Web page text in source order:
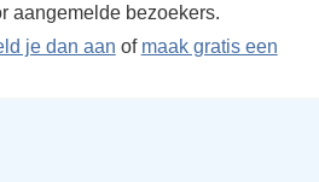
aangemelde bezoekers.
je dan aan of maak gratis een